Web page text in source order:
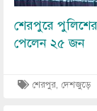
শেরপুরে
পেলেন ২৫ জন
শেরপুর, দেশজুড়ে